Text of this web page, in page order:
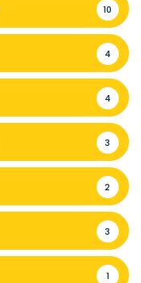
10
4
4
3
2
3
1